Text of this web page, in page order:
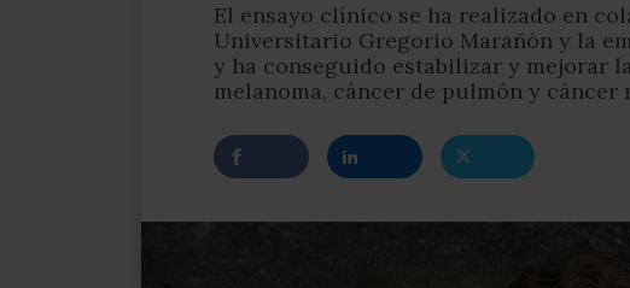
El ensayo clínico se ha realizado en
Universitario Gregorio Marañón y la
y ha conseguido estabilizar y mejorar
melanoma, cáncer de pulmón y cáncer